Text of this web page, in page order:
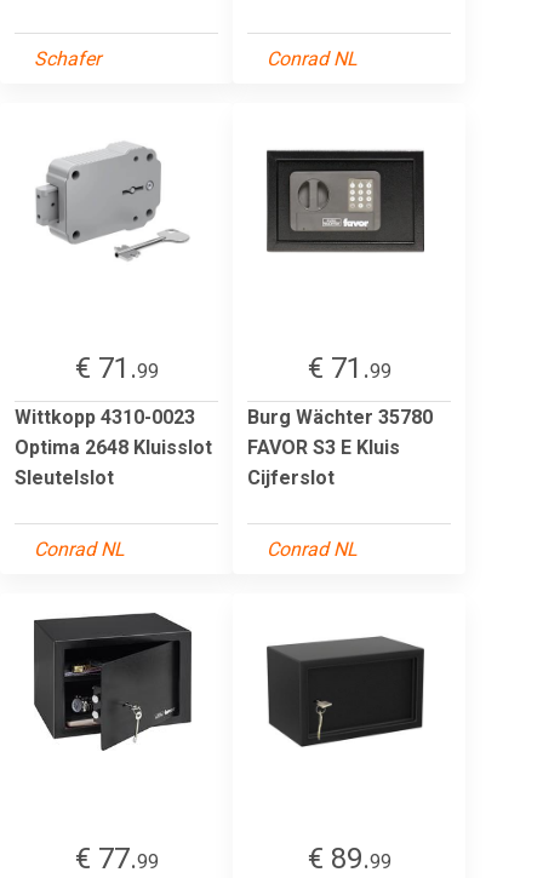
Schafer Conrad NL
€ 71.99
Wittkopp 4310-0023
Optima 2648 Kluisslot
Sleutelslot
Conrad NL
€ 71.99
Burg Wächter 35780
FAVOR S3 E Kluis
Cijferslot
Conrad NL
€ 77.99 € 89.99